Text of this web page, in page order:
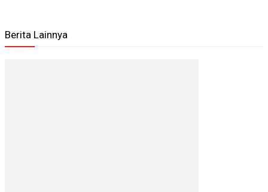
Berita Lainnya